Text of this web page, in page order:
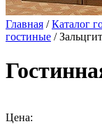
Главная /Каталог
гостиные /
Цена: